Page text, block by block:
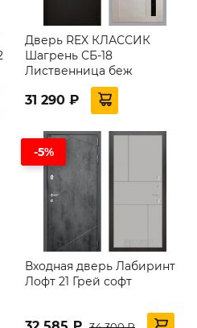
Дверь REX КЛАССИК
Шагрень СБ-18
Лиственница беж
31 290 ₽
-5%
Входная дверь Лабиринт
Лофт 21 Грей софт